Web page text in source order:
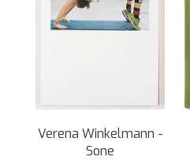
Verena Winkelmann -
Sone